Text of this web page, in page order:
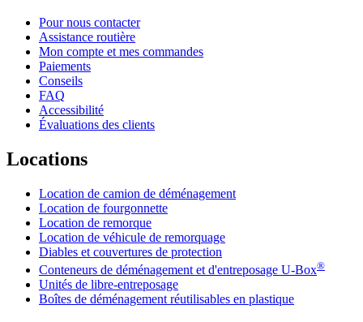
Pour nous contacter
Assistance routière
Mon compte et mes commandes
Paiements
Conseils
FAQ
Accessibilité
Évaluations des clients
Locations
Location de camion de déménagement
Location de fourgonnette
Location de remorque
Location de véhicule de remorquage
Diables et couvertures de protection
Conteneurs de déménagement et d'entreposage U-Box®
Unités de libre-entreposage
Boîtes de déménagement réutilisables en plastique